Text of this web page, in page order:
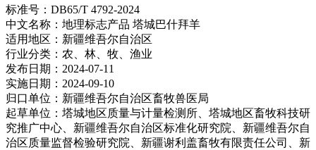
标准号： DB65/T 4792-2024
中文名称： 地理标志产品 塔城巴什拜羊
适用地区： 新疆维吾尔自治区
行业分类： 农、林、牧、渔业
发布日期： 2024-07-11
实施日期： 2024-09-10
归口单位： 新疆维吾尔自治区畜牧兽医局
起草单位： 塔城地区质量与计量检测所、塔城地区畜牧科技研
究推广中心、新疆维吾尔自治区标准化研究院、新疆维吾尔自
治区质量监督检验研究院、新疆谢利盖畜牧有限责任公司、新